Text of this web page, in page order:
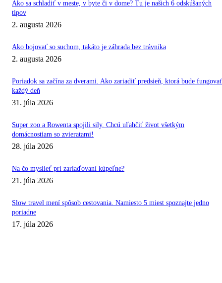
Ako sa schladiť v meste, v byte či v dome? Tu je našich 6 odskúšaných
tipov
2. augusta 2026
Ako bojovať so suchom, takáto je záhrada bez trávnika
2. augusta 2026
Poriadok sa začína za dverami. Ako zariadiť predsieň, ktorá bude fungovať
každý deň
31. júla 2026
Super zoo a Rowenta spojili sily. Chcú uľahčiť život všetkým
domácnostiam so zvieratami!
28. júla 2026
Na čo myslieť pri zariaďovaní kúpeľne?
21. júla 2026
Slow travel mení spôsob cestovania. Namiesto 5 miest spoznajte jedno
poriadne
17. júla 2026